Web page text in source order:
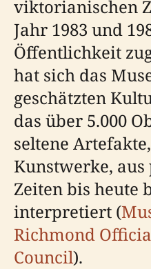
viktorianischen
Jahr 1983 und
Öffentlichkeit
hat sich das
geschätzten
das über 5.000
seltene
Kunstwerke,
Zeiten bis heute
interpretiert (
Richmond
Council).